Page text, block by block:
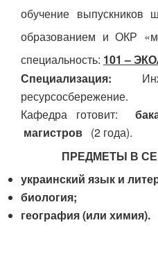
обучение
образованием и ОКР
специальность: 101 –
Специализация:
ресурсосбережение.
Кафедра готовит:
магистров (2 года).
ПРЕДМЕТЫ В
украинский язык и
биология;
география (или химия).